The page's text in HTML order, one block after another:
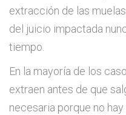
extracción de las
del juicio impactada
tiempo.
En la mayoría de los
extraen antes de que
necesaria porque no